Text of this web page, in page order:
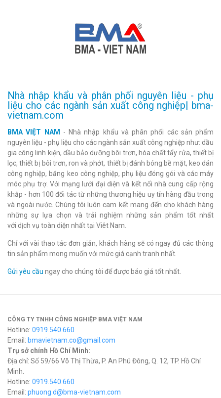
Nhà nhập khẩu và phân phối nguyên liệu - phụ
liệu cho các ngành sản xuất công nghiệp| bma-
vietnam.com
BMA VIỆT NAM
- Nhà nhập khẩu và phân phối các sản phẩm
nguyên liệu - phụ liệu cho các ngành sản xuất công nghiệp như: dầu
gia công linh kiện, dầu bảo dưỡng bôi trơn, hóa chất tẩy rửa, thiết bị
lọc, thiết bị bôi trơn, ron và phớt, thiết bị đánh bóng bề mặt, keo dán
công nghiệp, băng keo công nghiệp, phụ liệu đóng gói và các máy
móc phụ trợ. Với mạng lưới đại diện và kết nối nhà cung cấp rộng
khắp - hơn 100 đối tác từ những thương hiệu uy tín hàng đầu trong
và ngoài nước. Chúng tôi luôn cam kết mang đến cho khách hàng
những sự lựa chọn và trải nghiệm những sản phẩm tốt nhất
với dịch vụ toàn diện nhất tại Viêt Nam.
Chỉ với vài thao tác đơn giản, khách hàng sẽ có ngay đủ các thông
tin sản phẩm mong muốn với mức giá cạnh tranh nhất.
Gửi yêu cầu ngay cho chúng tôi để được báo giá tốt nhất.
CÔNG TY TNHH CÔNG NGHIỆP BMA VIỆT NAM
Hotline: 0919.540.660
Email: bmavietnam.co@gmail.com
Trụ sở chính Hồ Chí Minh:
Địa chỉ: Số 59/66 Võ Thị Thừa, P. An Phú Đông, Q. 12, TP. Hồ Chí
Minh.
Hotline: 0919.540.660
Email: phuong.d@bma-vietnam.com